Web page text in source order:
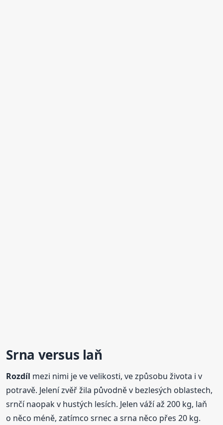
Srna versus laň
Rozdíl mezi nimi je ve velikosti, ve způsobu života i v
potravě. Jelení zvěř žila původně v bezlesých oblastech,
srnčí naopak v hustých lesích. Jelen váží až 200 kg, laň
o něco méně, zatímco srnec a srna něco přes 20 kg.